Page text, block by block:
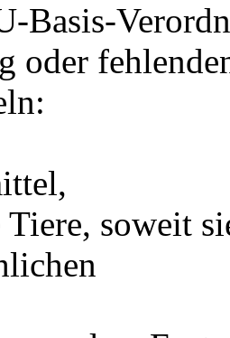
Basis-
oder
soweit